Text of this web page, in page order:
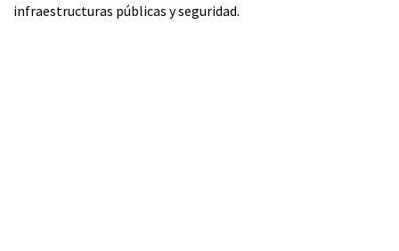
infraestructuras públicas y seguridad.